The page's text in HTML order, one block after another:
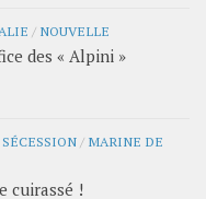
/ NOUVELLE
des « Alpini »
/ MARINE DE
cuirassé !